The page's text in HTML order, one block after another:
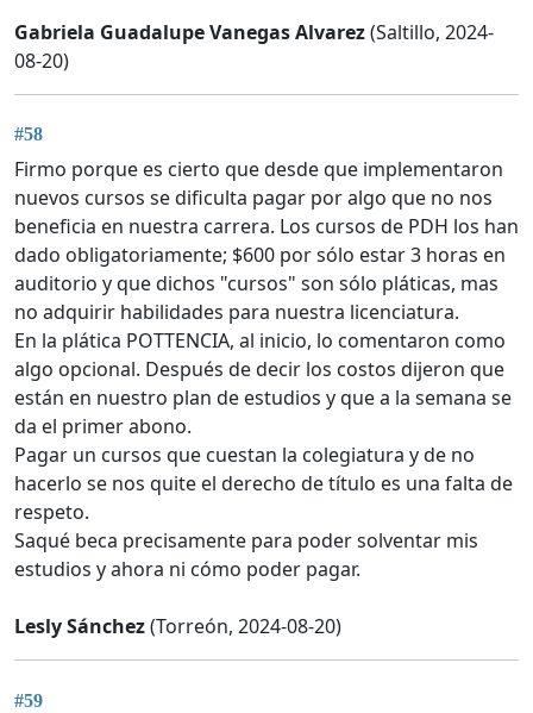
Gabriela Guadalupe Vanegas Alvarez(Saltillo, 2024-
08-20)
#58
Firmo porque es cierto que desde que implementaron
nuevos cursos se dificulta pagar por algo que no nos
beneficia en nuestra carrera. Los cursos de PDH los han
dado obligatoriamente; $600 por sólo estar 3 horas en
auditorio y que dichos "cursos" son sólo pláticas, mas
no adquirir habilidades para nuestra licenciatura.
En la plática POTTENCIA, al inicio, lo comentaron como
algo opcional. Después de decir los costos dijeron que
están en nuestro plan de estudios y que a la semana se
da el primer abono.
Pagar un cursos que cuestan la colegiatura y de no
hacerlo se nos quite el derecho de título es una falta de
respeto.
Saqué beca precisamente para poder solventar mis
estudios y ahora ni cómo poder pagar.
Lesly Sánchez(Torreón, 2024-08-20)
#59